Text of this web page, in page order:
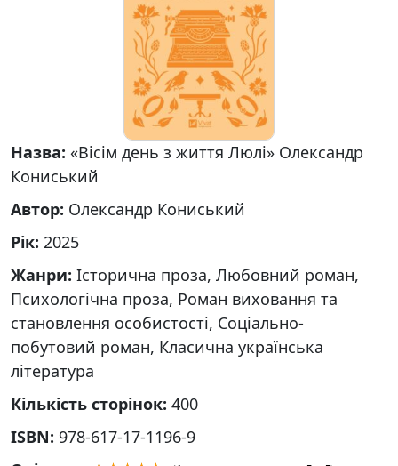
Назва: «Вісім день з життя Люлі» Олександр
Кониський
Автор: Олександр Кониський
Рік: 2025
Жанри: Історична проза, Любовний роман,
Психологічна проза, Роман виховання та
становлення особистості, Соціально-
побутовий роман, Класична українська
література
Кількість сторінок: 400
ISBN: 978-617-17-1196-9